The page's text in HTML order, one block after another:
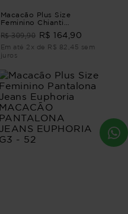
Macacão Plus Size
Feminino Chianti
MACACÃO CHIANTI
Verde G1 - 48
R$ 309,90 R$ 164,90
Em até 2x de R$ 82,45 sem
juros